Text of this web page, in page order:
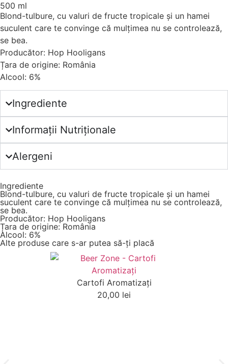
500 ml
Blond-tulbure, cu valuri de fructe tropicale și un hamei
suculent care te convinge că mulțimea nu se controlează,
se bea.
Producător: Hop Hooligans
Țara de origine: România
Alcool: 6%
Ingrediente
Informații Nutriționale
Alergeni
Ingrediente
Blond-tulbure, cu valuri de fructe tropicale și un hamei
suculent care te convinge că mulțimea nu se controlează,
se bea.
Producător: Hop Hooligans
Țara de origine: România
Alcool: 6%
Alte produse care s-ar putea să-ți placă
Cartofi Aromatizaţi
20,00 lei